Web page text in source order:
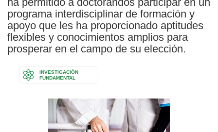
programa interdisciplinar de formación y
apoyo que les ha proporcionado aptitudes
flexibles y conocimientos amplios para
prosperar en el campo de su elección.
INVESTIGACIÓN
FUNDAMENTAL